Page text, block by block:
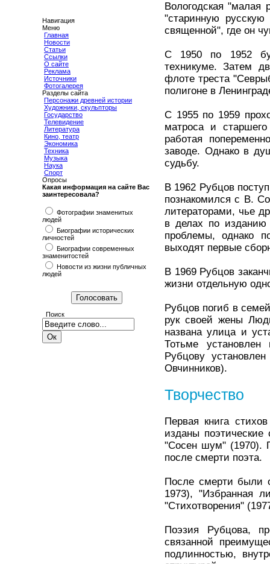
Навигация
Меню
Главная
Новости
Статьи
Ссылки
О сайте
Реклама
Источники
Фотогалерея
Разделы сайта
Персонажи древней истории
Художники, скульпторы
Государство
Телевидение
Литература
Кино, театр
Экономика
Техника
Музыка
Наука
Спорт
Опросы
Какая информация на сайте Вас
заинтересовала?
Фотографии знаменитых
людей
Биографии исторических
личностей
Биографии современных
знаменитостей
Новости из жизни публичных
людей
Поиск
Вологодская "малая
"старинную
священной", где он
С 1950 по 1952
техникуме. Затем
флоте треста
полигоне в
С 1955 по 1959
матроса и
работая
заводе. Однако в
судьбу.
В 1962 Рубцов
познакомился с В.
литераторами, чье
в делах по изданию
проблемы, однако
выходят первые
В 1969 Рубцов
жизни отдельную
Рубцов погиб в
рук своей жены
названа улица и
Тотьме
Рубцову
Овчинников).
Творчество
Первая книга
изданы
"Сосен шум" (1970).
после смерти поэта.
После смерти были
1973), "Избранная
"Стихотворения"
Поэзия Рубцова,
связанной
подлинностью,